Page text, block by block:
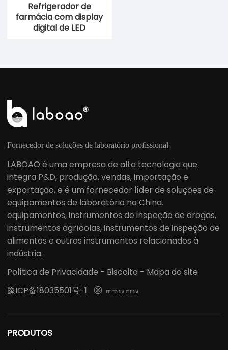
Refrigerador de
farmácia com display
digital de LED
Fornecedor de soluções de laboratório profissional
LABOAO é uma empresa de alta tecnologia que
integra P&D, produção, vendas, importação e
exportação, e é um fornecedor líder de soluções de
equipamentos de laboratório na China.
equipamentos, instrumentos de inspeção de drogas,
instrumentos agrícolas, instrumentos de inspeção de
alimentos e outros instrumentos relacionados à
indústria.
Política de Privacidade - Biscoito - Mapa do site
豫ICP备18035501号-1
 FEITO NA CHINA
PRODUTOS